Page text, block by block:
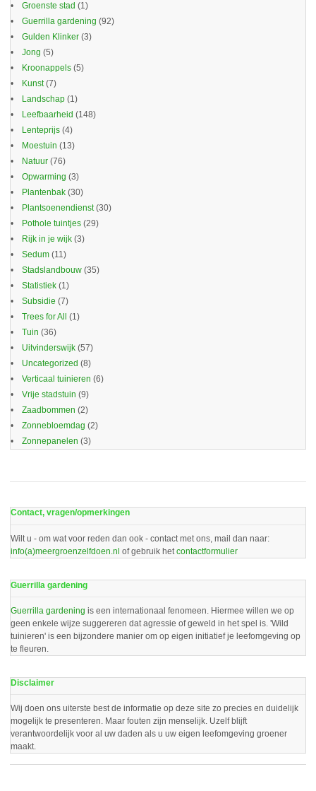
Groenste stad (1)
Guerrilla gardening (92)
Gulden Klinker (3)
Jong (5)
Kroonappels (5)
Kunst(7)
Landschap (1)
Leefbaarheid (148)
Lenteprijs (4)
Moestuin (13)
Natuur (76)
Opwarming (3)
Plantenbak (30)
Plantsoenendienst(30)
Pothole tuintjes (29)
Rijk in je wijk (3)
Sedum (11)
Stadslandbouw (35)
Statistiek (1)
Subsidie (7)
Trees for All
(1)
Tuin (36)
Uitvinderswijk (57)
Uncategorized (8)
Verticaal tuinieren (6)
Vrije stadstuin (9)
Zaadbommen (2)
Zonnebloemdag (2)
Zonnepanelen (3)
Contact, vragen/opmerkingen
Wilt u - om wat voor reden dan ook - contact met ons, mail dan naar:
info(a)meergroenzelfdoen.nl of gebruik het contactformulier
Guerrilla gardening
Guerrilla gardening is een internationaal fenomeen. Hiermee willen we op
geen enkele wijze suggereren dat agressie of geweld in het spel is. 'Wild
tuinieren' is een bijzondere manier om op eigen initiatief je leefomgeving op
te fleuren.
Disclaimer
Wij doen ons uiterste best de informatie op deze site zo precies en duidelijk
mogelijk te presenteren. Maar fouten zijn menselijk. Uzelf blijft
verantwoordelijk voor al uw daden als u uw eigen leefomgeving groener
maakt.